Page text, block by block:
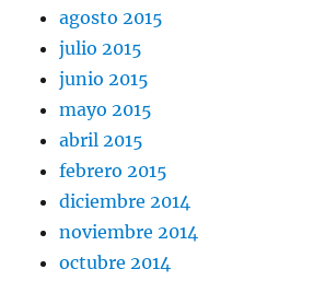
agosto 2015
julio 2015
junio 2015
mayo 2015
abril 2015
febrero 2015
diciembre 2014
noviembre 2014
octubre 2014